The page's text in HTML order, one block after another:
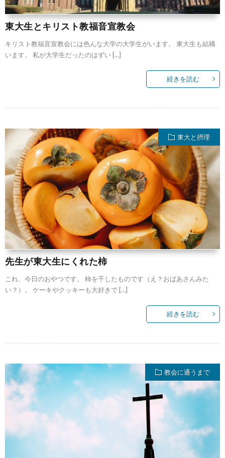
東大生とキリスト教福音宣教会
キリスト教福音宣教会には色んな大学の大学生がいます。 東大生も結構
います。 私が大学生だったのはずい […]
続きを読む
東大と摂理
先生が東大生にくれた柿
これ、今日のおやつです。 柿を干したものです（え？おばあさんみた
い？）。 ケーキやクッキーも大好きで […]
続きを読む
教会に通うまで